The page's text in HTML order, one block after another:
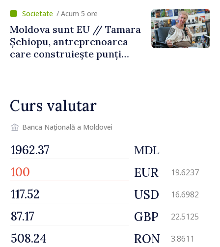
normale
/ Acum 5 ore
Moldova sunt EU // Tamara
Șchiopu, antreprenoarea
care construiește punți
Curs valutar
Banca Națională a Moldovei
MDL
EUR 19.6237
USD 16.6982
GBP 22.5125
RON 3.8611